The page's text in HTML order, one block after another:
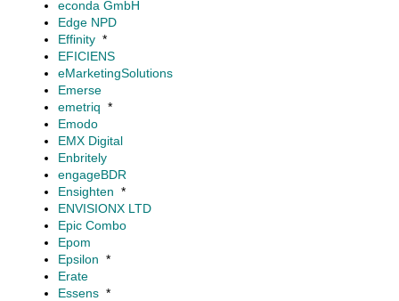
econda GmbH
Edge NPD
Effinity *
EFICIENS
eMarketingSolutions
Emerse
emetriq *
Emodo
EMX Digital
Enbritely
engageBDR
Ensighten *
ENVISIONX LTD
Epic Combo
Epom
Epsilon *
Erate
Essens *